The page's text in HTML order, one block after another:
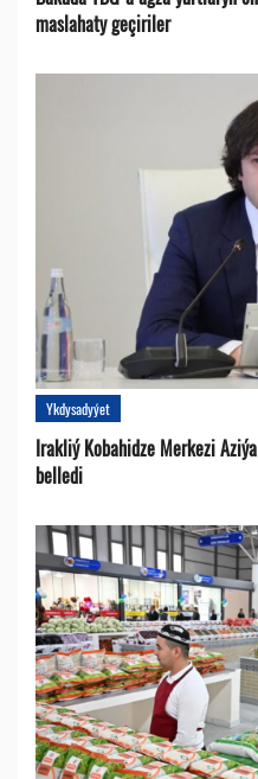
maslahaty geçiriler
Ykdysadyýet
Irakliý Kobahidze Merkezi
belledi